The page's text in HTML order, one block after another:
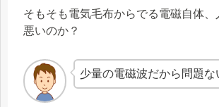
そもそも電気毛布からでる電磁自体、
悪いのか？
少量の電磁波だから問題な